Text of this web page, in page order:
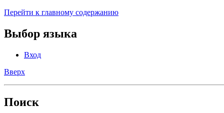
Перейти к главному содержанию
Выбор языка
Вход
Вверх
Поиск